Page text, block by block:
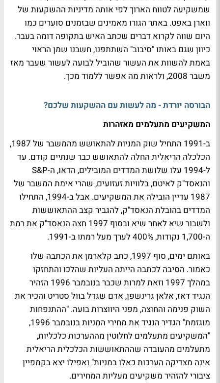
שמשקיעה לטווח הארוך לפי אותה מדיניות ההשקעות של
ווארן באפט. באתר הגורו מאמינים שבזמנים סוערים כמו
היום שווה לקרוא דברים שכתב האיש בתקופה דומה בעבר.
כיוון שגם באותו "סיבוב" השתתפנו, חשבנו שמן הראוי
באמת להשוות את העשור שהוביל לבועה לעשור שעבר מאז
משבר 2008, ולראות מה אפשר ללמוד מכך.
הבורסה יורדת - מה לעשות עם ההשקעות שלכם?
המשקיעים מתעלמים מאזהרות
ב-1991 התחיל שוק המניות להתאושש מהמשבר של 1987,
הכלכלה הריאלית החלה להתאושש כבר שנתיים קודם. עד
ל-1994 עלו שלושת המדדים המובילים, הדאו, ה-S&P
והנאסד"ק לאיטם, בלוויות זעזועים, שהרי אימת המשבר של
1987 עדיין הובילה את המשקיעים. אבל ב-1994, התחילו
המדדים בהובלת הנאסד"ק, להגביר קצב ההתאוששות
ולשבור שיא לאחר שיא ובסוף 1997 חצה הנאסד"ק את רמת
ה-1,700 נקודות, 400% לערך מעל רמתו ב-1991.
באותם ימים, סוף 1997, כתב קלארמן את הכתבה שלו
כאמור. הסיבה לכתבה הייתה העליות שהלכו והתחזקו
במהלך 1997 וזאת למרות שכבר בנובמבר 1996 הזהיר
הנגיד דאז, אלאן גרינשפן, אדם שגדל בוול סטריט והכיר את
השוק פנימה והחוצה, מפני היווצרות בועה. "ההתנפחות
מוגזמת" הגדיר הנגיד את מחירי המניות בנובמבר 1996,
"המשקיעים מתעלמים לחלוטין מההערכות כלכליות,
מתעלמים מהעובדה שההתאוששות הכלכלית הריאלית
אינה מצדיקה הערכות כאלו במניות" ואפילו יצא בקמפיין
ציבורי להזהיר משקיעים מעליות המחירים.